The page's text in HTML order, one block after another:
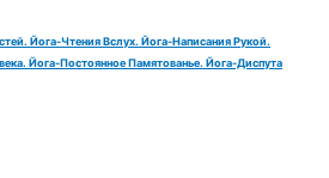
Йога-Чтения Вслух. Йога-Написания Рукой.
Йога-Постоянное Памятованье. Йога-Диспута